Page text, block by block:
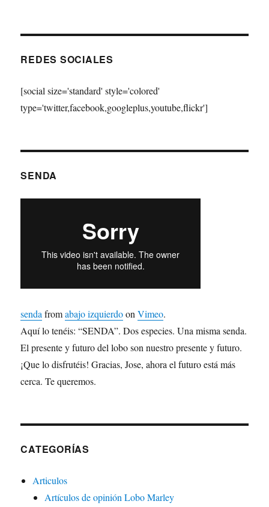
REDES SOCIALES
[social size='standard' style='colored'
type='twitter,facebook,googleplus,youtube,flickr']
SENDA
senda fromabajo izquierdoonVimeo.
Aquí lo tenéis: “SENDA”. Dos especies. Una misma senda.
El presente y futuro del lobo son nuestro presente y futuro.
¡Que lo disfrutéis! Gracias, Jose, ahora el futuro está más
cerca. Te queremos.
CATEGORÍAS
Articulos
Artículos de opinión Lobo Marley